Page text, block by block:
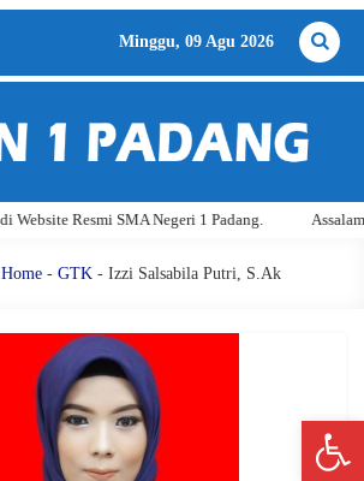
Minggu, 09 Agu 2026
Resmi SMA Negeri 1 Padang.
Home - GTK - Izzi Salsabila Putri, S.Ak